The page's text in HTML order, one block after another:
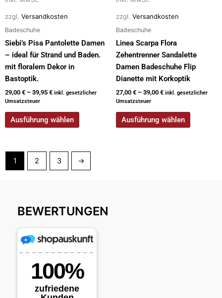
zzgl. Versandkosten
Badeschuhe
Siebi’s Pisa Pantolette Damen
– ideal für Strand und Baden.
mit floralem Dekor in
Bastoptik.
29,00 € – 39,95 € inkl. gesetzlicher
Umsatzsteuer
Ausführung wählen
Produktseite
gewählt
werden
zzgl. Versandkosten
Badeschuhe
Linea Scarpa Flora
Zehentrenner Sandalette
Damen Badeschuhe Flip
Dianette mit Korkoptik
27,00 € – 39,00 € inkl. gesetzlicher
Umsatzsteuer
Ausführung wählen
Produktseite
gewählt
werden
1 2 3 →
BEWERTUNGEN